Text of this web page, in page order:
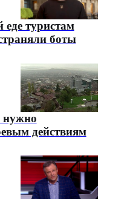
туристам
боты
нужно
действиям